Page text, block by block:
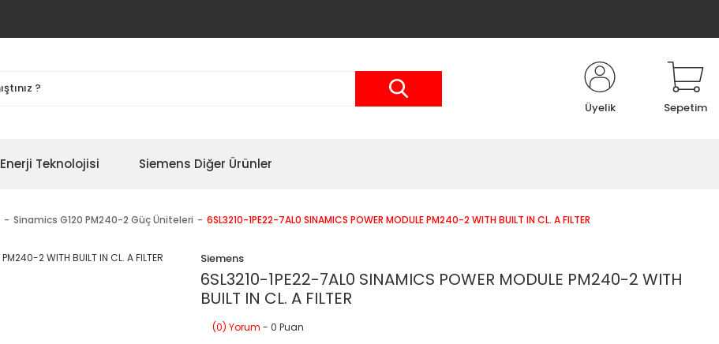
Üyelik Sepetim
Enerji Teknolojisi Siemens Diğer Ürünler
Sinamics G120 PM240-2 Güç Üniteleri 6SL3210-1PE22-7AL0 SINAMICS POWER MODULE PM240-2 WITH BUILT IN CL. A FILTER
Siemens
6SL3210-1PE22-7AL0 SINAMICS POWER MODULE PM240-2 WITH
BUILT IN CL. A FILTER
(0) Yorum - 0 Puan